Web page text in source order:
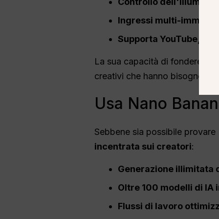
Ingressi multi-
Supporta YouTube,
La sua capacità di fondere
creativi che hanno bisogno di
Usa Nano
Sebbene sia possibile
incentrata sui creatori:
Generazione illimitata
Oltre 100 modelli di IA
Flussi di lavoro